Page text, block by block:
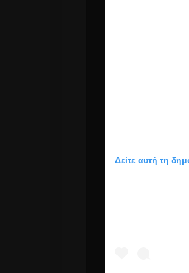
Δείτε αυτή τη